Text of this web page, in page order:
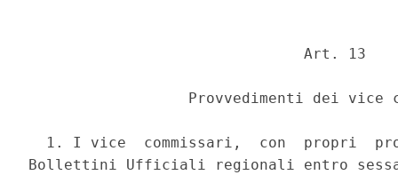
                               Art. 13
Provvedimenti dei vice
1. I vice  commissari,  con  propri
Bollettini Ufficiali regionali entro